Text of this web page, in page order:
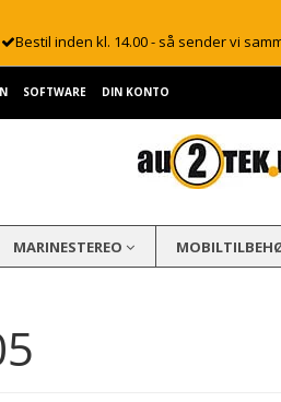
Bestil inden kl. 14.00 - så sender vi
SOFTWARE DIN KONTO
MARINESTEREO